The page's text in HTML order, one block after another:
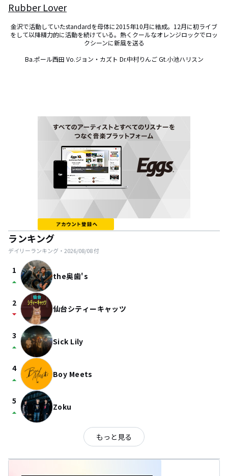
Rubber Lover
金沢で活動していたstandardを母体に2015年10月に結成。12月に初ライブ
をして以降精力的に活動を続けている。熱くクールなオレンジロックでロッ
クシーンに新風を送る
Ba.ポール西田 Vo.ジョン・カズト Dr.中村りんご Gt.小池ハリスン
ランキング
デイリーランキング・ 2026/08/08付
1
arrow_drop_up the奥歯's
2
arrow_drop_down 仙台シティーキャッツ
3
arrow_drop_up Sick Lily
4
arrow_drop_up Boy Meets
5
arrow_drop_up Zoku
もっと見る